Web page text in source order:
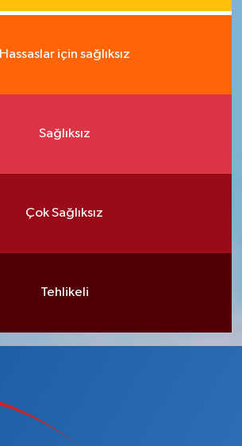
Hassaslar için sağlıksız
Sağlıksız
Çok Sağlıksız
Tehlikeli